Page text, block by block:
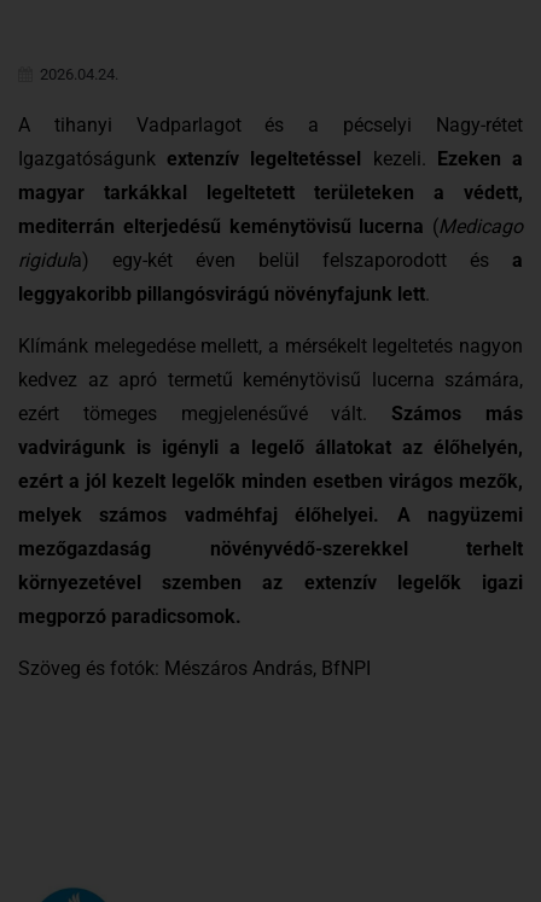
2026.04.24.
A tihanyi Vadparlagot és a pécselyi Nagy-rétet
Igazgatóságunk extenzív legeltetéssel kezeli. Ezeken a
magyar tarkákkal legeltetett területeken a védett,
mediterrán elterjedésű keménytövisű lucerna (Medicago
rigidula) egy-két éven belül felszaporodott és a
leggyakoribb pillangósvirágú növényfajunk lett.
Klímánk melegedése mellett, a mérsékelt legeltetés nagyon
kedvez az apró termetű keménytövisű lucerna számára,
ezért tömeges megjelenésűvé vált. Számos más
vadvirágunk is igényli a legelő állatokat az élőhelyén,
ezért a jól kezelt legelők minden esetben virágos mezők,
melyek számos vadméhfaj élőhelyei.
A nagyüzemi
mezőgazdaság növényvédő-szerekkel terhelt
környezetével szemben az extenzív legelők igazi
megporzó paradicsomok.
Szöveg és fotók: Mészáros András, BfNPI